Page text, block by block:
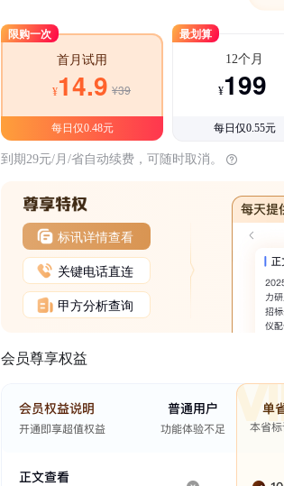
限购一次
首月试用
¥14.9 ¥39
每日仅0.48元
最划算
12个月
¥199
每日仅0.55元
到期29元/月/省自动续费，可随时取消。
标讯详情查看
关键电话直连
甲方分析查询
会员尊享权益